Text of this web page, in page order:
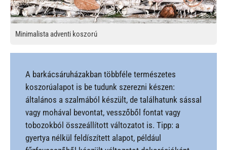
Minimalista adventi koszorú
A barkácsáruházakban többféle természetes
koszorúalapot is be tudunk szerezni készen:
általános a szalmából készült, de találhatunk sással
vagy mohával bevontat, vesszőből fontat vagy
tobozokból összeállított változatot is. Tipp: a
gyertya nélkül feldíszített alapot, például